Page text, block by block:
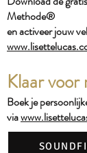
Methode®
en activeer jouw
Klaar voor
Boek je
via